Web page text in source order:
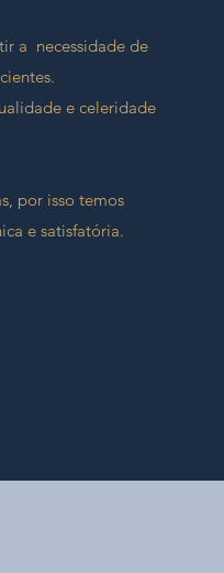
a necessidade de
e celeridade
por isso temos
e satisfatória.